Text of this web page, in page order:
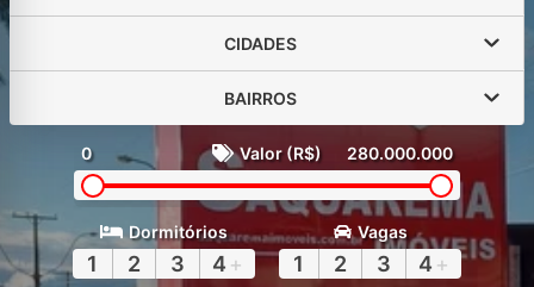
CIDADES
BAIRROS
0 Valor (R$) 280.000.000
Dormitórios
1 2 3 4 +
Vagas
1 2 3 4 +